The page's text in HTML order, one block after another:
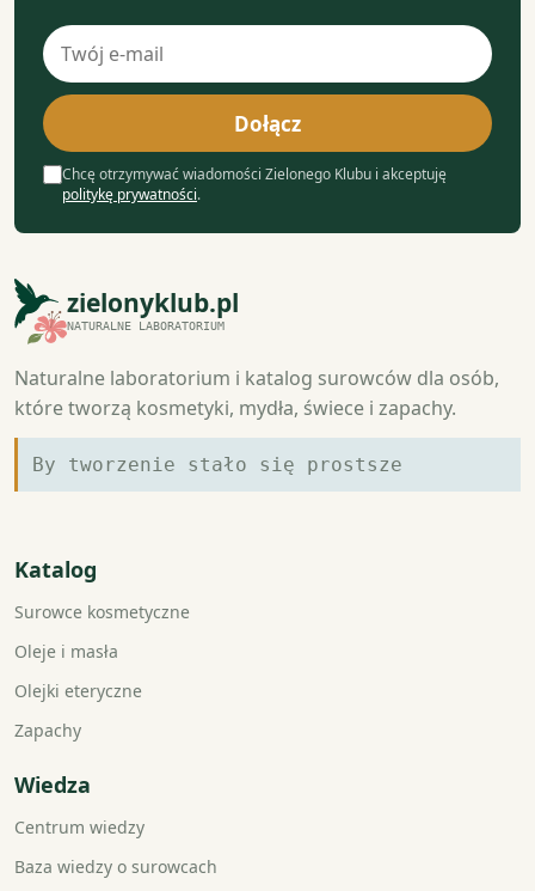
Adres
e-
mail
Dołącz
Chcę otrzymywać wiadomości Zielonego Klubu i akceptuję
politykę prywatności.
zielonyklub.pl
NATURALNE LABORATORIUM
Naturalne laboratorium i katalog surowców dla osób,
które tworzą kosmetyki, mydła, świece i zapachy.
By tworzenie stało się prostsze
Katalog
Surowce kosmetyczne
Oleje i masła
Olejki eteryczne
Zapachy
Wiedza
Centrum wiedzy
Baza wiedzy o surowcach